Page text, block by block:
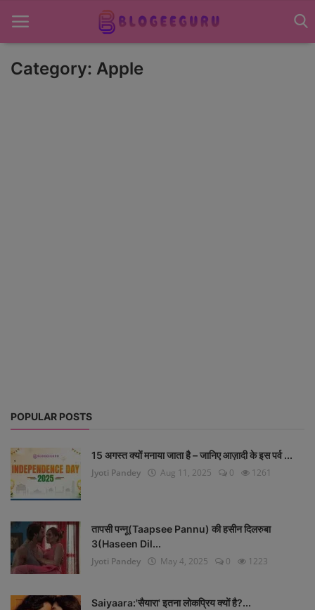
Category: Apple
POPULAR POSTS
15 अगस्त क्यों मनाया जाता है – जानिए आज़ादी के इस पर्व ...
Jyoti Pandey
Aug 11, 2025 0 1261
तापसी पन्नू(Taapsee Pannu) की हसीन दिलरुबा
3(Haseen Dil...
Jyoti Pandey
May 4, 2025 0 1223
Saiyaara:'सैयारा' इतना लोकप्रिय क्यों है?...